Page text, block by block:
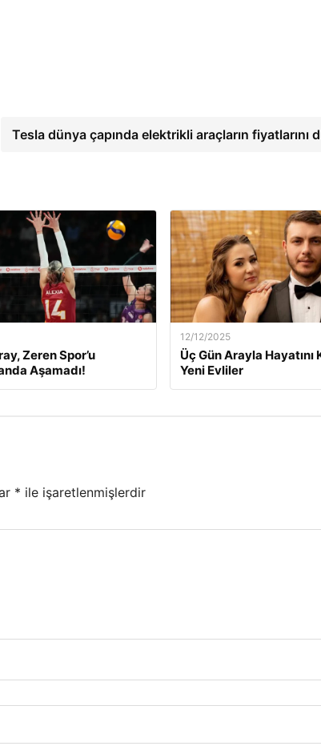
Tesla dünya çapında elektrikli araçların fiyatlarını
Zeren Spor’u
Aşamadı!
12/12/2025
Üç Gün Arayla Hayatını
Yeni Evliler
* ile işaretlenmişlerdir